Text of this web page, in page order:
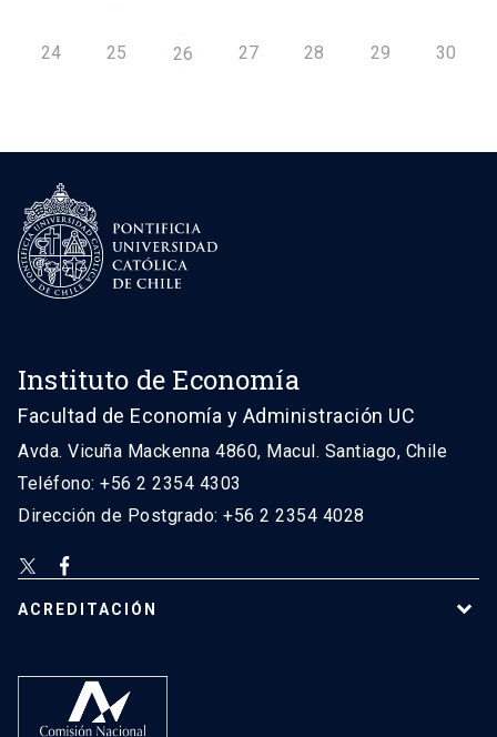
24 25 26 27 28 29 30
Instituto de Economía
Facultad de Economía y Administración UC
Avda. Vicuña Mackenna 4860, Macul. Santiago, Chile
Teléfono: +56 2 2354 4303
Dirección de Postgrado: +56 2 2354 4028
ACREDITACIÓN